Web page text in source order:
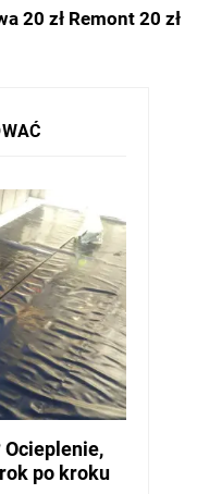
20 zł Remont 20 zł
Ocieplenie,
po kroku